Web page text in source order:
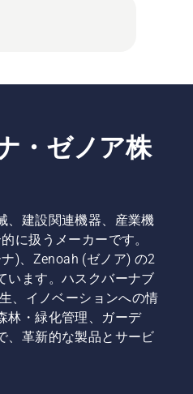
・ゼノア株
、建設関連機器、産業機
に扱うメーカーです。
)、Zenoah (ゼノア) の2
います。ハスクバーナブ
、イノベーションへの情
林・緑化管理、ガーデ
、革新的な製品とサービ